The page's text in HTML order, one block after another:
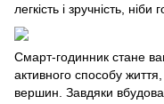
легкість і зручність,
Смарт-годинник стане
активного способу
вершин. Завдяки